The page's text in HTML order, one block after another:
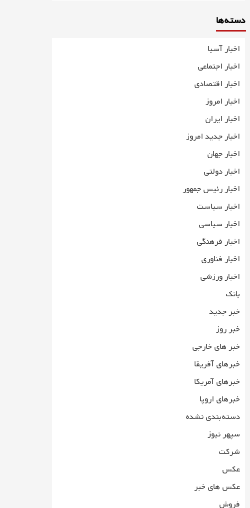
دسته‌ها
اخبار آسیا
اخبار اجتماعی
اخبار اقتصادی
اخبار امروز
اخبار ایران
اخبار جدید امروز
اخبار جهان
اخبار دولتی
اخبار رئیس جمهور
اخبار سیاست
اخبار سیاسی
اخبار فرهنگی
اخبار فناوری
اخبار ورزشی
بانک
خبر جدید
خبر روز
خبر های خارجی
خبرهای آفریقا
خبرهای آمریکا
خبرهای اروپا
دسته‌بندی نشده
سپهر نیوز
شرکت
عکس
عکس های خبر
فروش